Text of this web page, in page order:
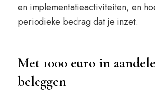
en implementatieactiviteiten, en
periodieke bedrag dat je inzet.
Met 1000 euro in
beleggen